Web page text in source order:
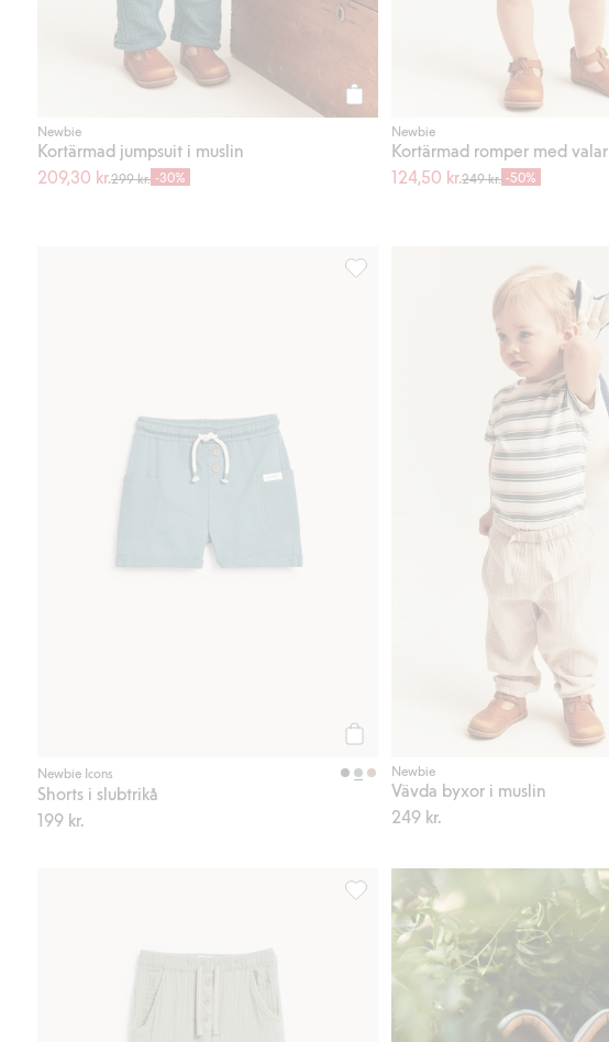
Köp
Newbie
Kortärmad jumpsuit i muslin
209,30 kr.299 kr. -30%
Newbie
Kortärmad romper med valar
124,50 kr.249 kr. -50%
Newbie Icons
Shorts i slubtrikå
199 kr.
Shorts i slubtrikå, Lägg till i favoriter
Newbie
Vävda byxor i muslin
249 kr.
Byxor i muslin, Lägg till i favoriter